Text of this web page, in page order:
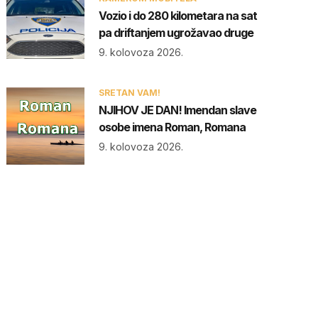
Vozio i do 280 kilometara na sat
pa driftanjem ugrožavao druge
9. kolovoza 2026.
SRETAN VAM!
NJIHOV JE DAN! Imendan slave
osobe imena Roman, Romana
9. kolovoza 2026.